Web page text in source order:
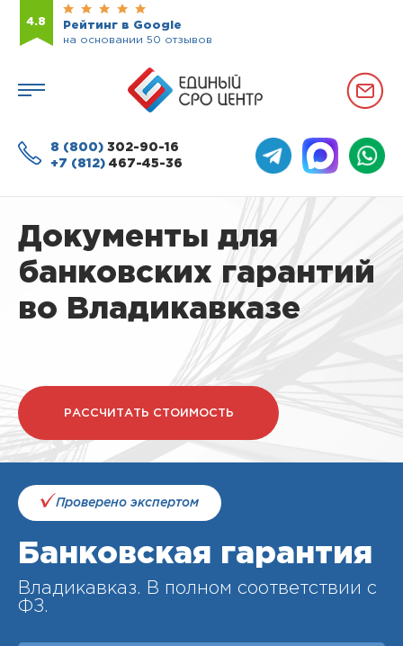
4.8
Рейтинг в Google
на основании 50 отзывов
8 (800) 302-90-16
+7 (812) 467-45-36
Документы для
банковских гарантий
во Владикавказе
РАССЧИТАТЬ СТОИМОСТЬ
Проверено экспертом
Банковская гарантия
Владикавказ. В полном соответствии с
ФЗ.